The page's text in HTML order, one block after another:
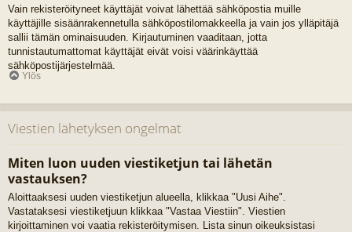
Vain rekisteröityneet käyttäjät voivat lähettää sähköpostia muille
käyttäjille sisäänrakennetulla sähköpostilomakkeella ja vain jos ylläpitäjä
sallii tämän ominaisuuden. Kirjautuminen vaaditaan, jotta
tunnistautumattomat käyttäjät eivät voisi väärinkäyttää
sähköpostijärjestelmää.
Ylös
Viestien lähetyksen ongelmat
Miten luon uuden viestiketjun tai lähetän
vastauksen?
Aloittaaksesi uuden viestiketjun alueella, klikkaa "Uusi Aihe".
Vastataksesi viestiketjuun klikkaa "Vastaa Viestiin". Viestien
kirjoittaminen voi vaatia rekisteröitymisen. Lista sinun oikeuksistasi